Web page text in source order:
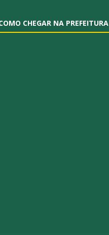
CHEGAR NA PREFEITURA